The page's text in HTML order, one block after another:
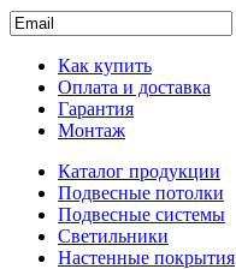
Как купить
Оплата и доставка
Гарантия
Монтаж
Каталог продукции
Подвесные потолки
Подвесные системы
Светильники
Настенные покрытия